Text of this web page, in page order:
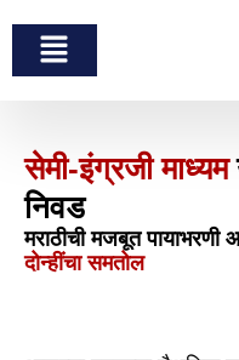
सेमी-इंग्रजी माध्यम
निवड
मराठीची मजबूत पायाभरणी
दोन्हींचा समतोल